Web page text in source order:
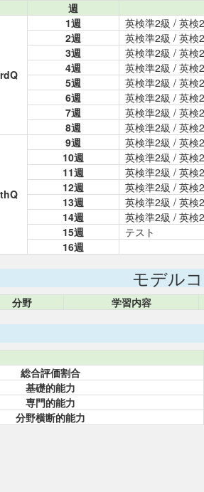
週
1週 英検準2級 / 英検
2週
英検準2級 / 英検
3週
英検準2級 / 英検
4週
英検準2級 / 英検
5週
英検準2級 / 英検
6週
英検準2級 / 英検
7週
英検準2級 / 英検
8週
英検準2級 / 英検
9週 英検準2級 / 英検
10週
英検準2級 / 英検
11週
英検準2級 / 英検
12週
英検準2級 / 英検
13週
英検準2級 / 英検
14週
英検準2級 / 英検
15週
テスト
16週
モデル
分野 学習内容
総合評価割合
基礎的能力
専門的能力
分野横断的能力